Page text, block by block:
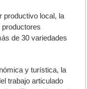
productivo local, la
de 30 variedades
y turística, la
trabajo articulado